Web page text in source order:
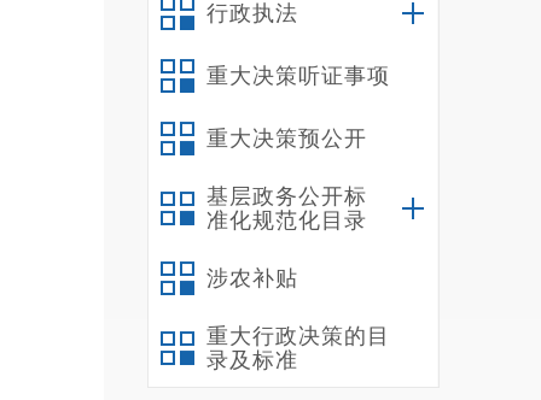
行政执法
重大决策听证事项
重大决策预公开
基层政务公开标
准化规范化目录
涉农补贴
重大行政决策的目
录及标准